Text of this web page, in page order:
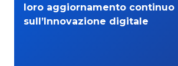
loro aggiornamento continuo
sull’Innovazione digitale